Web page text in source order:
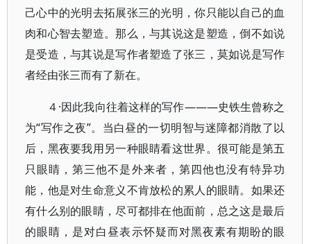
己心中的光明去拓展张三的光明，你只能以自己的血
肉和心智去塑造。那么，与其说这是塑造，倒不如说
是受造，与其说是写作者塑造了张三，莫如说是写作
者经由张三而有了新在。
４·因此我向往着这样的写作———史铁生曾称之
为“写作之夜”。当白昼的一切明智与迷障都消散了以
后，黑夜要我用另一种眼睛看这世界。很可能是第五
只眼睛，第三他不是外来者，第四他也没有特异功
能，他是对生命意义不肯放松的累人的眼睛。如果还
有什么别的眼睛，尽可都排在他面前，总之这是最后
的眼睛，是对白昼表示怀疑而对黑夜素有期盼的眼